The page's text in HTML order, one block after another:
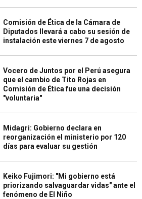
Comisión de Ética de la Cámara de
Diputados llevará a cabo su sesión de
instalación este viernes 7 de agosto
Vocero de Juntos por el Perú asegura
que el cambio de Tito Rojas en
Comisión de Ética fue una decisión
"voluntaria"
Midagri: Gobierno declara en
reorganización el ministerio por 120
días para evaluar su gestión
Keiko Fujimori: "Mi gobierno está
priorizando salvaguardar vidas" ante el
fenómeno de El Niño